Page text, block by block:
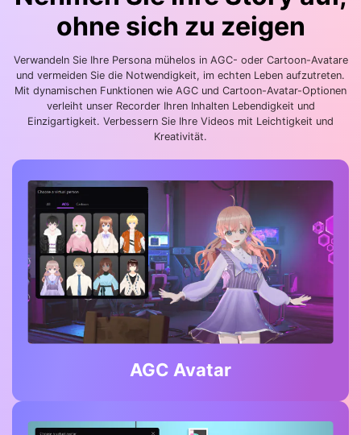
ohne sich zu zeigen
Verwandeln Sie Ihre Persona mühelos in AGC- oder Cartoon-Avatare
und vermeiden Sie die Notwendigkeit, im echten Leben aufzutreten.
Mit dynamischen Funktionen wie AGC und Cartoon-Avatar-Optionen
verleiht unser Recorder Ihren Inhalten Lebendigkeit und
Einzigartigkeit. Verbessern Sie Ihre Videos mit Leichtigkeit und
Kreativität.
AGC Avatar